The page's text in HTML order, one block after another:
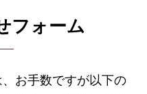
フォーム
お手数ですが以下の